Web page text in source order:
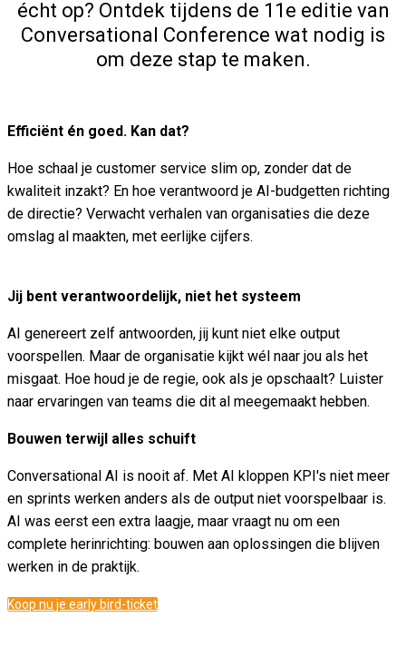
écht op? Ontdek tijdens de 11e editie van
Conversational Conference wat nodig is
om deze stap te maken.
Efficiënt én goed. Kan dat?
Hoe schaal je customer service slim op, zonder dat de
kwaliteit inzakt? En hoe verantwoord je AI-budgetten richting
de directie? Verwacht verhalen van organisaties die deze
omslag al maakten, met eerlijke cijfers.
Jij bent verantwoordelijk, niet het systeem
AI genereert zelf antwoorden, jij kunt niet elke output
voorspellen. Maar de organisatie kijkt wél naar jou als het
misgaat. Hoe houd je de regie, ook als je opschaalt? Luister
naar ervaringen van teams die dit al meegemaakt hebben.
Bouwen terwijl alles schuift
Conversational AI is nooit af. Met AI kloppen KPI's niet meer
en sprints werken anders als de output niet voorspelbaar is.
AI was eerst een extra laagje, maar vraagt nu om een
complete herinrichting: bouwen aan oplossingen die blijven
werken in de praktijk.
Koop nu je early bird-ticket